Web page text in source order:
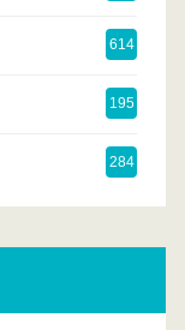
614
195
284